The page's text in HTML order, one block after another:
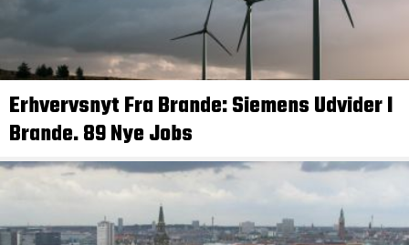
Erhvervsnyt Fra Brande: Siemens Udvider I
Brande. 89 Nye Jobs